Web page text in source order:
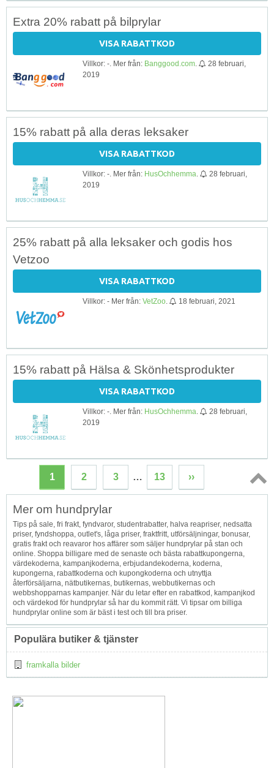
Extra 20% rabatt på bilprylar
VISA RABATTKOD
Villkor: -. Mer från: Banggood.com
28 februari,
2019
15% rabatt på alla deras leksaker
VISA RABATTKOD
Villkor: -. Mer från: HusOchhemma
28 februari,
2019
25% rabatt på alla leksaker och godis hos
Vetzoo
VISA RABATTKOD
Villkor: - Mer från: VetZoo 18 februari, 2021
15% rabatt på Hälsa & Skönhetsprodukter
VISA RABATTKOD
Villkor: -. Mer från: HusOchhemma
28 februari,
2019
1 2 3 … 13 ››
Topp
Mer om hundprylar
Tips på sale, fri frakt, fyndvaror, studentrabatter, halva reapriser, nedsatta
priser, fyndshoppa, outlet's, låga priser, fraktfritt, utförsäljningar, bonusar,
gratis frakt och reavaror hos affärer som säljer hundprylar på stan och
online. Shoppa billigare med de senaste och bästa rabattkupongerna,
värdekoderna, kampanjkoderna, erbjudandekoderna, koderna,
kupongerna, rabattkoderna och kupongkoderna och utnyttja
återförsäljarna, nätbutikernas, butikernas, webbutikernas och
webbshopparnas kampanjer. När du letar efter en rabattkod, kampanjkod
och värdekod för hundprylar så har du kommit rätt. Vi tipsar om billiga
hundprylar online som är bäst i test och till bra priser.
Populära butiker & tjänster
framkalla bilder